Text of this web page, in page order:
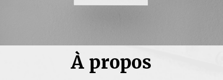
À propos